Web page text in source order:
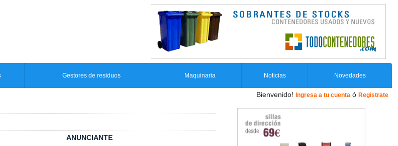
Gestores de residuos Maquinaria Noticias Novedades
Bienvenido! Ingresa a tu cuenta ó Registrate
ANUNCIANTE